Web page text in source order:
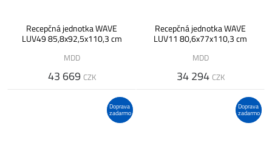
Recepčná jednotka WAVE
LUV49 85,8x92,5x110,3 cm
MDD
43 669 CZK
Recepčná jednotka WAVE
LUV11 80,6x77x110,3 cm
MDD
34 294 CZK
Doprava
zadarmo
Doprava
zadarmo